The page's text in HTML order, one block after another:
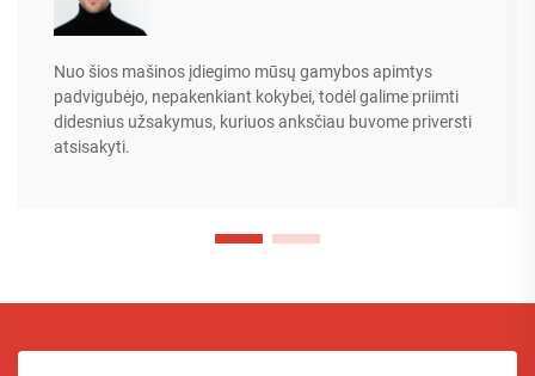
Nuo šios mašinos įdiegimo mūsų gamybos apimtys
padvigubėjo, nepakenkiant kokybei, todėl galime priimti
didesnius užsakymus, kuriuos anksčiau buvome priversti
atsisakyti.